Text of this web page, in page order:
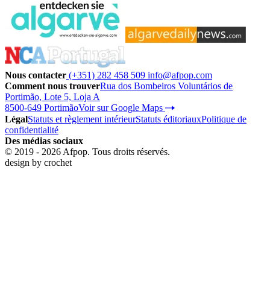
Nous contacter (+351) 282 458 509 info@afpop.com
Comment nous trouverRua dos Bombeiros Voluntários de
Portimão, Lote 5, Loja A
8500-649 PortimãoVoir sur Google Maps
LégalStatuts et règlement intérieurStatuts éditoriauxPolitique de
confidentialité
Des médias sociaux
© 2019 - 2026 Afpop. Tous droits réservés.
design by crochet